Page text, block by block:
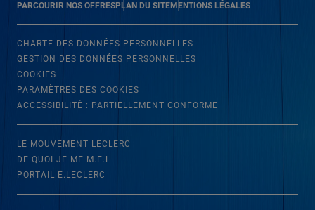
PARCOURIR NOS OFFRESPLAN DU SITEMENTIONS LÉGALES
CHARTE DES DONNÉES PERSONNELLES
GESTION DES DONNÉES PERSONNELLES
COOKIES
PARAMÈTRES DES COOKIES
ACCESSIBILITÉ : PARTIELLEMENT CONFORME
LE MOUVEMENT LECLERC
DE QUOI JE ME M.E.L
PORTAIL E.LECLERC